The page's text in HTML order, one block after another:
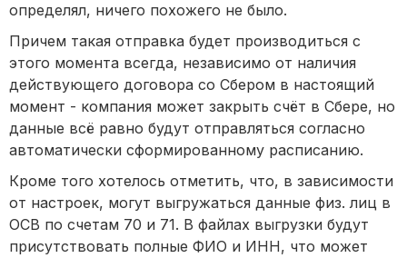
определял, ничего похожего не было.
Причем такая отправка будет производиться с
этого момента всегда, независимо от наличия
действующего договора со Сбером в настоящий
момент - компания может закрыть счёт в Сбере, но
данные всё равно будут отправляться согласно
автоматически сформированному расписанию.
Кроме того хотелось отметить, что, в зависимости
от настроек, могут выгружаться данные физ. лиц в
ОСВ по счетам 70 и 71. В файлах выгрузки будут
присутствовать полные ФИО и ИНН, что может